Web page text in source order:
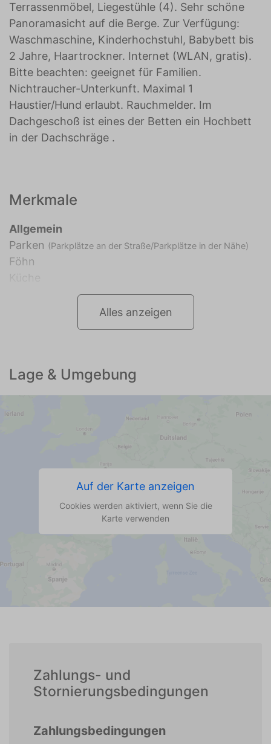
Terrassenmöbel, Liegestühle (4). Sehr schöne
Panoramasicht auf die Berge. Zur Verfügung:
Waschmaschine, Kinderhochstuhl, Babybett bis
2 Jahre, Haartrockner. Internet (WLAN, gratis).
Bitte beachten: geeignet für Familien.
Nichtraucher-Unterkunft. Maximal 1
Haustier/Hund erlaubt. Rauchmelder. Im
Dachgeschoß ist eines der Betten ein Hochbett
in der Dachschräge .
Merkmale
Allgemein
Parken (Parkplätze an der Straße/Parkplätze in der Nähe)
Föhn
Alles anzeigen
Lage & Umgebung
Auf der Karte anzeigen
Cookies werden aktiviert, wenn Sie die
Karte verwenden
Zahlungs- und
Stornierungsbedingungen
Zahlungsbedingungen